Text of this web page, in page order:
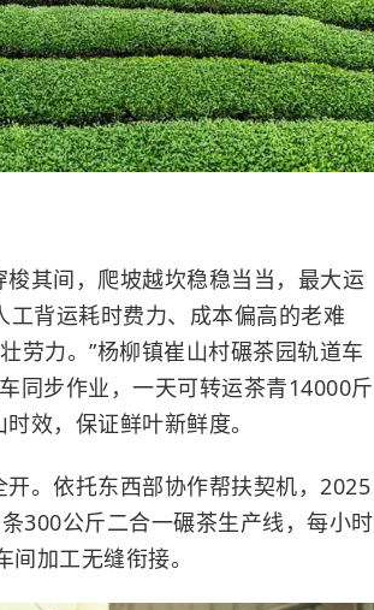
其间，爬坡越坎稳稳当当，最大运
背运耗时费力、成本偏高的老难
劳力。”杨柳镇崔山村碾茶园轨道车
同步作业，一天可转运茶青14000斤
效，保证鲜叶新鲜度。
。依托东西部协作帮扶契机，2025
300公斤二合一碾茶生产线，每小时
加工无缝衔接。